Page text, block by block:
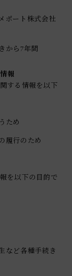
ポート株式会社
から7年間
報
する情報を以下
ため
履行のため
を以下の目的で
など各種手続き